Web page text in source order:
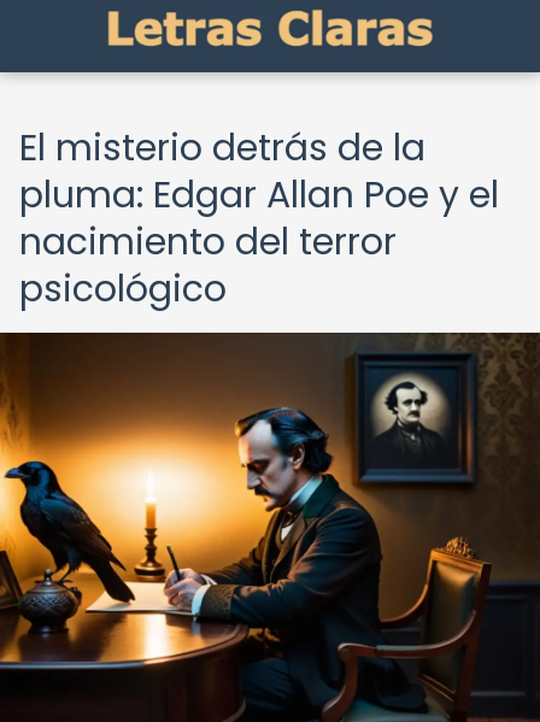
El misterio detrás de la
pluma: Edgar Allan Poe y el
nacimiento del terror
psicológico